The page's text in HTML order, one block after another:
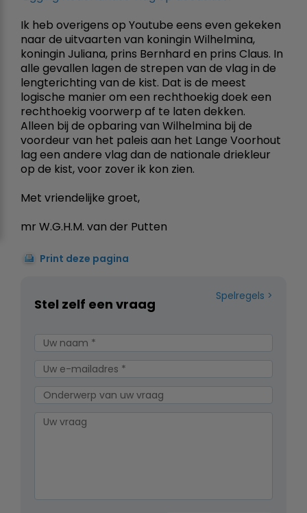
Ik heb overigens op Youtube eens even gekeken
naar de uitvaarten van koningin Wilhelmina,
koningin Juliana, prins Bernhard en prins Claus. In
alle gevallen lagen de strepen van de vlag in de
lengterichting van de kist. Dat is de meest
logische manier om een rechthoekig doek een
rechthoekig voorwerp af te laten dekken.
Alleen bij de opbaring van Wilhelmina bij de
voordeur van het paleis aan het Lange Voorhout
lag een andere vlag dan de nationale driekleur
op de kist, voor zover ik kon zien.
Met vriendelijke groet,
mr W.G.H.M. van der Putten
Print deze pagina
Spelregels
Stel zelf een vraag